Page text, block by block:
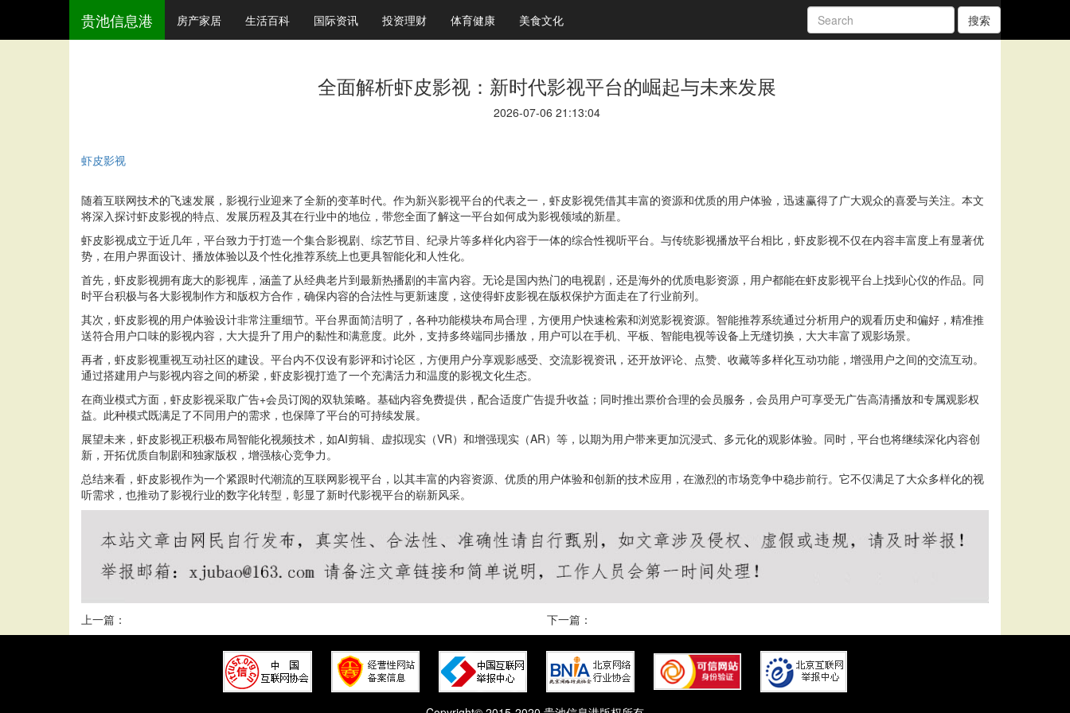
贵池信息港 房产家居 生活百科 国际资讯 投资理财 体育健康 美食文化 搜索
全面解析虾皮影视：新时代影视平台的崛起与未来发展
2026-07-06 21:13:04
虾皮影视
随着互联网技术的飞速发展，影视行业迎来了全新的变革时代。作为新兴影视平台的代表之一，虾皮影视凭借其丰富的资源和优质的用户体验，迅速赢得了广大观众的喜爱与关注。本文
将深入探讨虾皮影视的特点、发展历程及其在行业中的地位，带您全面了解这一平台如何成为影视领域的新星。
虾皮影视成立于近几年，平台致力于打造一个集合影视剧、综艺节目、纪录片等多样化内容于一体的综合性视听平台。与传统影视播放平台相比，虾皮影视不仅在内容丰富度上有显著优
势，在用户界面设计、播放体验以及个性化推荐系统上也更具智能化和人性化。
首先，虾皮影视拥有庞大的影视库，涵盖了从经典老片到最新热播剧的丰富内容。无论是国内热门的电视剧，还是海外的优质电影资源，用户都能在虾皮影视平台上找到心仪的作品。同
时平台积极与各大影视制作方和版权方合作，确保内容的合法性与更新速度，这使得虾皮影视在版权保护方面走在了行业前列。
其次，虾皮影视的用户体验设计非常注重细节。平台界面简洁明了，各种功能模块布局合理，方便用户快速检索和浏览影视资源。智能推荐系统通过分析用户的观看历史和偏好，精准推
送符合用户口味的影视内容，大大提升了用户的黏性和满意度。此外，支持多终端同步播放，用户可以在手机、平板、智能电视等设备上无缝切换，大大丰富了观影场景。
再者，虾皮影视重视互动社区的建设。平台内不仅设有影评和讨论区，方便用户分享观影感受、交流影视资讯，还开放评论、点赞、收藏等多样化互动功能，增强用户之间的交流互动。
通过搭建用户与影视内容之间的桥梁，虾皮影视打造了一个充满活力和温度的影视文化生态。
在商业模式方面，虾皮影视采取广告+会员订阅的双轨策略。基础内容免费提供，配合适度广告提升收益；同时推出票价合理的会员服务，会员用户可享受无广告高清播放和专属观影权
益。此种模式既满足了不同用户的需求，也保障了平台的可持续发展。
展望未来，虾皮影视正积极布局智能化视频技术，如AI剪辑、虚拟现实（VR）和增强现实（AR）等，以期为用户带来更加沉浸式、多元化的观影体验。同时，平台也将继续深化内容创
新，开拓优质自制剧和独家版权，增强核心竞争力。
总结来看，虾皮影视作为一个紧跟时代潮流的互联网影视平台，以其丰富的内容资源、优质的用户体验和创新的技术应用，在激烈的市场竞争中稳步前行。它不仅满足了大众多样化的视
听需求，也推动了影视行业的数字化转型，彰显了新时代影视平台的崭新风采。
上一篇： 下一篇：